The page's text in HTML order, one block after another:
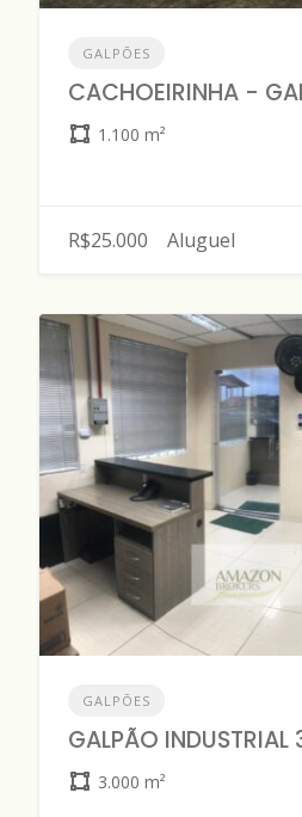
GALPÕES
1.100 m²
R$25.000 Aluguel
GALPÕES
GALPÃO
3.000 m²